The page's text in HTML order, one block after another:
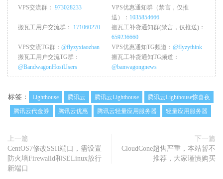
VPS交流群： 973028233
VPS优惠通知群（禁言，仅推
送）： 1035854666
搬瓦工用户交流群： 171060270
搬瓦工补货通知群(禁言，仅推送)：
659236660
VPS交流TG群： @flyzyxiaozhan VPS优惠通知TG频道： @flyzythink
搬瓦工用户交流TG群：
@BandwagonHostUsers
搬瓦工补货通知TG频道：
@banwagongnews
标签： Lighthouse 腾讯云 腾讯云Lighthouse
腾讯云Lighthouse惊喜夜
腾讯云代金券
腾讯云优惠 腾讯云轻量应用服务器 轻量应用服务器
上一篇
CentOS7修改SSH端口，需设置
防火墙Firewalld和SELinux放行
新端口
下一篇
CloudCone超售严重，本站暂不
推荐，大家谨慎购买